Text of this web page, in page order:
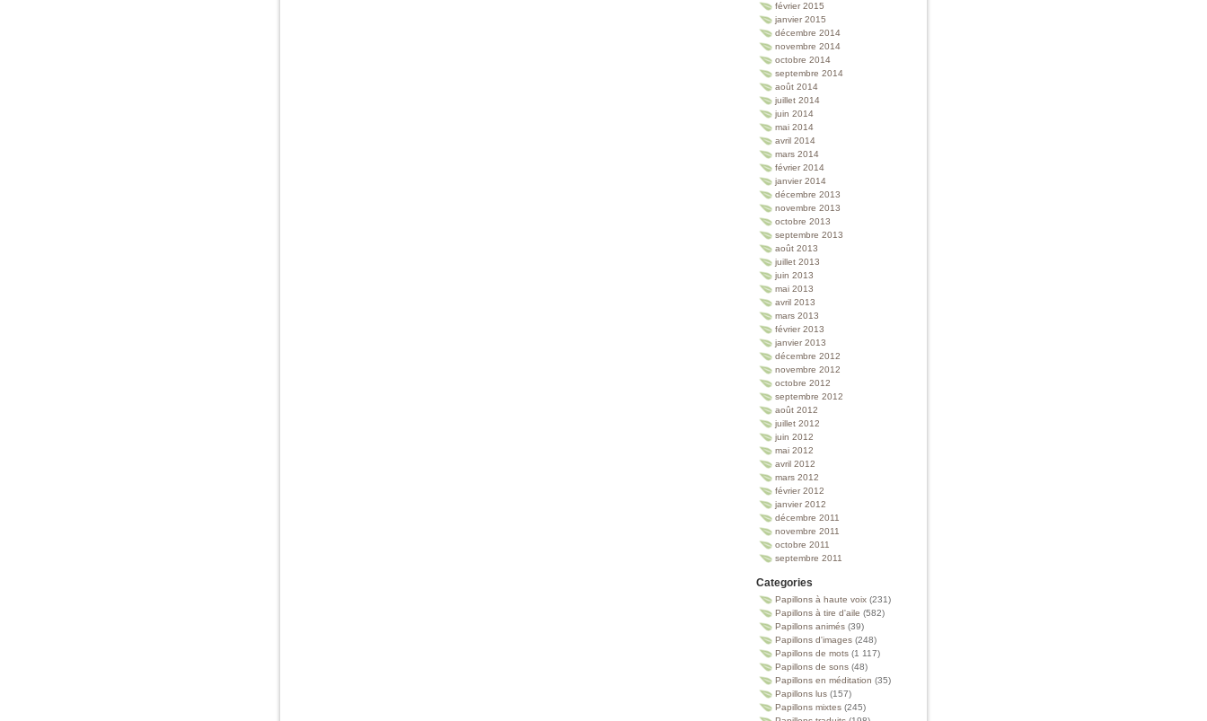
février 2015
janvier 2015
décembre 2014
novembre 2014
octobre 2014
septembre 2014
août 2014
juillet 2014
juin 2014
mai 2014
avril 2014
mars 2014
février 2014
janvier 2014
décembre 2013
novembre 2013
octobre 2013
septembre 2013
août 2013
juillet 2013
juin 2013
mai 2013
avril 2013
mars 2013
février 2013
janvier 2013
décembre 2012
novembre 2012
octobre 2012
septembre 2012
août 2012
juillet 2012
juin 2012
mai 2012
avril 2012
mars 2012
février 2012
janvier 2012
décembre 2011
novembre 2011
octobre 2011
septembre 2011
Categories
Papillons à haute voix (231)
Papillons à tire d'aile (582)
Papillons animés (39)
Papillons d'images (248)
Papillons de mots (1 117)
Papillons de sons (48)
Papillons en méditation (35)
Papillons lus (157)
Papillons mixtes (245)